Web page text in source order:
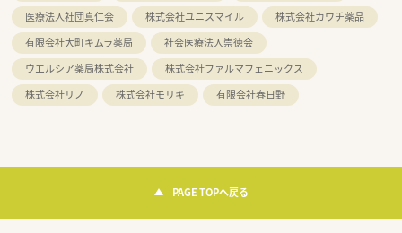
医療法人社団真仁会
株式会社ユニスマイル
株式会社カワチ薬品
有限会社大町キムラ薬局
社会医療法人崇徳会
ウエルシア薬局株式会社
株式会社ファルマフェニックス
株式会社リノ
株式会社モリキ 有限会社春日野
PAGE TOPへ戻る